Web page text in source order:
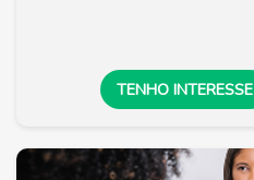
TENHO INTERESSE